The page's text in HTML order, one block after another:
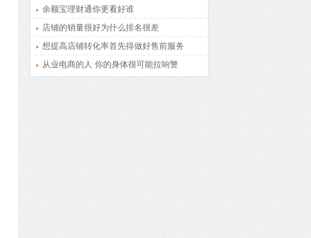
余额宝理财通你更看好谁
店铺的销量很好为什么排名很差
想提高店铺转化率首先得做好售前服务
从业电商的人 你的身体很可能拉响警